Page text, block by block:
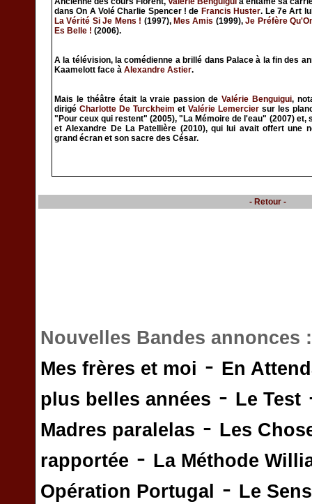
dans On A Volé Charlie Spencer ! de Francis Huster. Le 7e Art
La Vérité Si Je Mens ! (1997), Mes Amis (1999),Je Préfère
Es Belle ! (2006).
A la télévision, la comédienne a brillé dans Palace à la fin des
Kaamelott face à Alexandre Astier.
Mais le théâtre était la vraie passion deValérie Benguigui,
dirigé Charlotte De Turckheim et Valérie Lemercier sur les
"Pour ceux qui restent" (2005), "La Mémoire de l'eau" (2007)
et Alexandre De La Patellière (2010), qui lui avait offert une
grand écran et son sacre des César.
- Retour -
Nouvelles Bandes annonces
Mes frères et moi - En
plus belles années - Le Test
Madres paralelas - Les
rapportée - La Méthode
Opération Portugal
- Le